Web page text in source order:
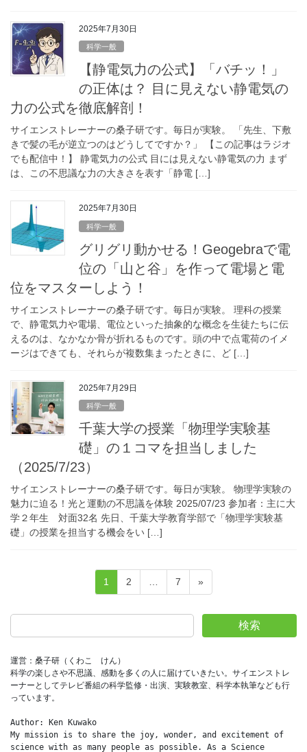
2025年7月30日
科学一般
【静電気力の公式】「バチッ！」
の正体は？ 目に見えない静電気の
力の公式を徹底解剖！
サイエンストレーナーの桑子研です。毎日が実験。 「先生、下敷
きで髪の毛が逆立つのはどうしてですか？」 【この記事はラジオ
でも配信中！】 静電気力の公式 目には見えない静電気の力 まず
は、この不思議な力の大きさを表す「静電 […]
2025年7月30日
科学一般
グリグリ動かせる！Geogebraで電
位の「山と谷」を作って電場と電
位をマスターしよう！
サイエンストレーナーの桑子研です。毎日が実験。 理科の授業
で、静電気力や電場、電位といった抽象的な概念を生徒たちに伝
えるのは、なかなか骨が折れるものです。頭の中で点電荷のイメ
ージはできても、それらが複数集まったときに、ど […]
2025年7月29日
科学一般
千葉大学の授業「物理学実験基
礎」の１コマを担当しました
（2025/7/23）
サイエンストレーナーの桑子研です。毎日が実験。 物理学実験の
魅力に迫る！光と運動の不思議を体験 2025/07/23 参加者：主に大
学２年生 対面32名 先日、千葉大学教育学部で「物理学実験基
礎」の授業を担当する機会をい […]
の
ペ
ー
ジ
送
り
固
定
ペ
1
固
定
ペ
2 …
固
定
ペ
7 »
検索
運営：桑子研（くわこ　けん）
科学の楽しさや不思議、感動を多くの人に届けていきたい。サイエンストレ
ーナーとしてテレビ番組の科学監修・出演、実験教室、科学本執筆なども行
っています。
Author: Ken Kuwako
My mission is to share the joy, wonder, and excitement of
science with as many people as possible. As a Science